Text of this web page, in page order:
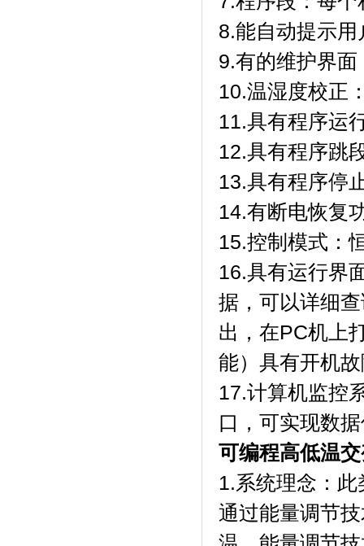
8.能自动提示
9.有的维护界
10.温湿度校正
11.具有程序运
12.具有程序跳
13.具有程序停
14.有断电恢复
15.控制模式：
16.具有运行界
据，可以详细
出，在PC机上
能）具有开机
17.计算机监控
口，可实现数
可编程高低温
1.系统理念：
通过能量调节